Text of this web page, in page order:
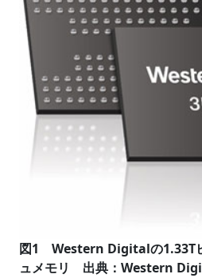
図1 Western Digitalの1.33T
ュメモリ 出典：Western